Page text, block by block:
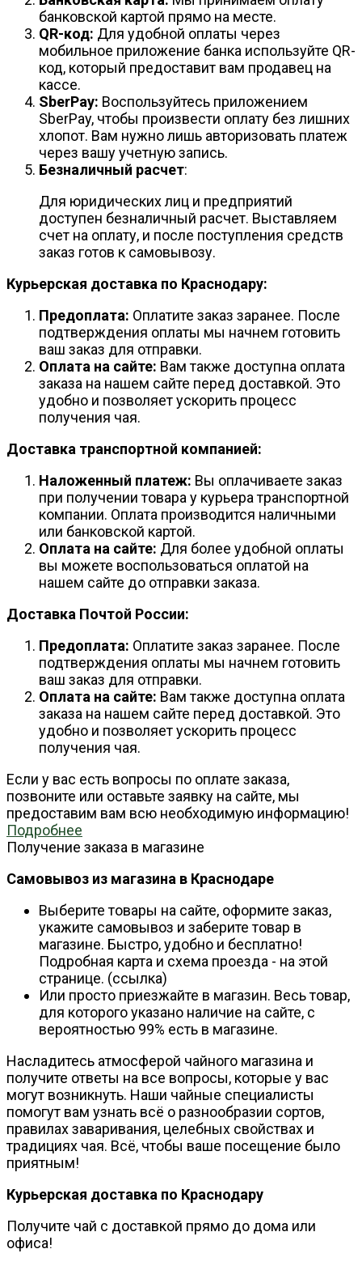
банковской картой прямо на месте.
QR-код: Для удобной оплаты через
мобильное приложение банка используйте QR-
код, который предоставит вам продавец на
кассе.
SberPay: Воспользуйтесь приложением
SberPay, чтобы произвести оплату без лишних
хлопот. Вам нужно лишь авторизовать платеж
через вашу учетную запись.
Безналичный расчет:
Для юридических лиц и предприятий
доступен безналичный расчет. Выставляем
счет на оплату, и после поступления средств
заказ готов к самовывозу.
Курьерская доставка по Краснодару:
Предоплата: Оплатите заказ заранее. После
подтверждения оплаты мы начнем готовить
ваш заказ для отправки.
Оплата на сайте: Вам также доступна оплата
заказа на нашем сайте перед доставкой. Это
удобно и позволяет ускорить процесс
получения чая.
Доставка транспортной компанией:
Наложенный платеж: Вы оплачиваете заказ
при получении товара у курьера транспортной
компании. Оплата производится наличными
или банковской картой.
Оплата на сайте: Для более удобной оплаты
вы можете воспользоваться оплатой на
нашем сайте до отправки заказа.
Доставка Почтой России:
Предоплата: Оплатите заказ заранее. После
подтверждения оплаты мы начнем готовить
ваш заказ для отправки.
Оплата на сайте: Вам также доступна оплата
заказа на нашем сайте перед доставкой. Это
удобно и позволяет ускорить процесс
получения чая.
Если у вас есть вопросы по оплате заказа,
позвоните или оставьте заявку на сайте, мы
предоставим вам всю необходимую информацию!
Подробнее
Получение заказа в магазине
Самовывоз из магазина в Краснодаре
Выберите товары на сайте, оформите заказ,
укажите самовывоз и заберите товар в
магазине. Быстро, удобно и бесплатно!
Подробная карта и схема проезда - на этой
странице. (ссылка)
Или просто приезжайте в магазин. Весь товар,
для которого указано наличие на сайте, с
вероятностью 99% есть в магазине.
Насладитесь атмосферой чайного магазина и
получите ответы на все вопросы, которые у вас
могут возникнуть. Наши чайные специалисты
помогут вам узнать всё о разнообразии сортов,
правилах заваривания, целебных свойствах и
традициях чая. Всё, чтобы ваше посещение было
приятным!
Курьерская доставка по Краснодару
Получите чай с доставкой прямо до дома или
офиса!